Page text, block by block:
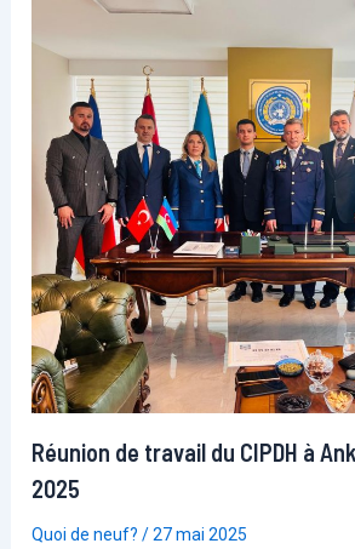
Réunion de travail du CIPDH à
2025
Quoi de neuf? /27 mai 2025